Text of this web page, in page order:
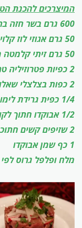
המיצרכים להכנת
600 גרם בשר חזה ברווז, נקי מעור ושומן, חתוך לקוביות
50 גרם אגוזי לוז קלויים וקצוצים
50 גרם זיתי קלמטה מגולענים וקצוצים
2 כפיות פטרוזיליה טריה קצוצה דק-דק
2 כפות בצלצלי שאלוט קצוצים
1/4 כפית גרידת לימון
1/2 אבוקדו חתוך לקוביות קטנות
2 שזיפים קשים חתוכים לקוביות
1 כף שמן אבוקדו
מלח ופלפל גרוס